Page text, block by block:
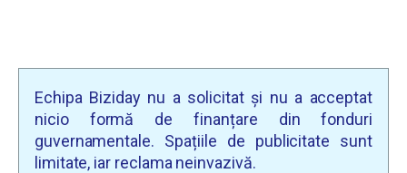
Echipa Biziday nu a solicitat și nu a acceptat
nicio formă de finanțare din fonduri
guvernamentale. Spațiile de publicitate sunt
limitate, iar reclama neinvazivă.